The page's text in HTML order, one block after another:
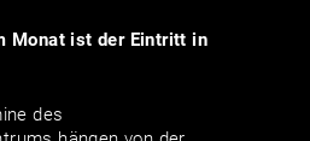
Monat ist der Eintritt in
des